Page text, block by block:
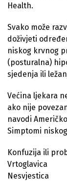
Health.
Svako može
doživjeti
niskog krvnog
(posturalna)
sjedenja ili
Većina ljekara
ako nije
navodi
Simptomi
Konfuzija ili
Vrtoglavica
Nesvjestica